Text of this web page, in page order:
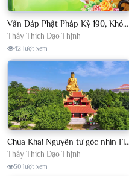
Vấn Đáp Phật Pháp Kỳ 190, Khóa Tu Sinh Viên Con Kể Bụt Nghe Tháng 05, 2023 TT. Thích Đạo Thịnh - CKN
Thầy Thích Đạo Thịnh
42 lượt xem
Chùa Khai Nguyên từ góc nhìn Flycam
Thầy Thích Đạo Thịnh
50 lượt xem